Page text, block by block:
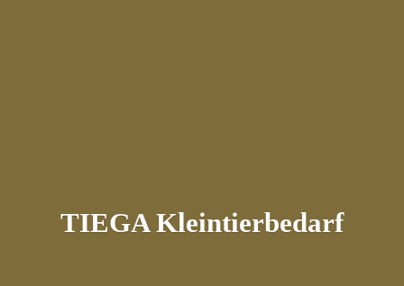
TIEGA Kleintierbedarf